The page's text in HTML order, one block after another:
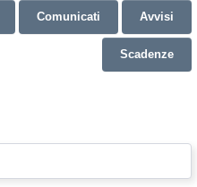
Comunicati Avvisi
Scadenze